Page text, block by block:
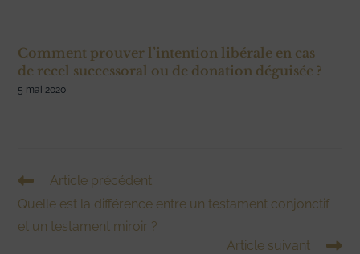
Comment prouver l’intention libérale en cas
de recel successoral ou de donation déguisée ?
5 mai 2020
Read
articles
Article précédent
Quelle est la différence entre un testament conjonctif
et un testament miroir ?
Article suivant